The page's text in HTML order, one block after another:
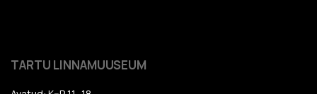
TARTU LINNAMUUSEUM